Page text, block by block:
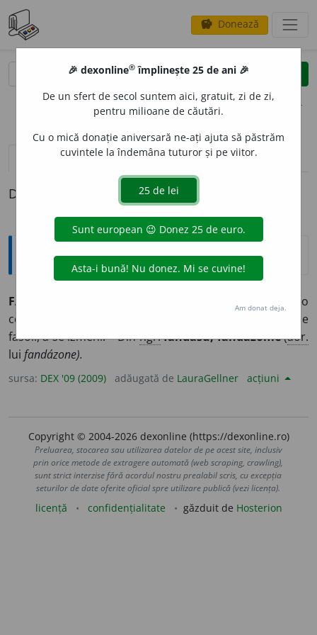
savings Donează
clear
opțiuni
definiții (1) pronunțievolume_up (1)
Definiția cu ID-ul 868836:
Explicative DEX
FANDOS
) A avea o
comportare afectată, plină de mofturi, de pretenții; a se
fasoli, a se izmeni. – Dinngr. fandásu, fandázome(aor.
lui fandázone).
sursa: DEX '09 (2009) adăugată de LauraGellner acțiuni
Copyright © 2004-2026 dexonline (https://dexonline.ro)
Preluarea, stocarea sau utilizarea datelor de pe acest site, inclusiv
prin orice metode de extragere automată (web scraping, crawling),
sunt strict interzise fără acordul nostru prealabil scris, cu excepția
seturilor de date oferite oficial spre utilizare publică (vezi licența).
licență confidențialitate găzduit de Hosterion
🎉 dexonline® împlinește 25 de ani 🎉
De un sfert de secol suntem aici, gratuit, zi de zi,
pentru milioane de căutări.
Cu o mică donație aniversară ne-ați ajuta să păstrăm
cuvintele la îndemâna tuturor și pe viitor.
Am donat deja.